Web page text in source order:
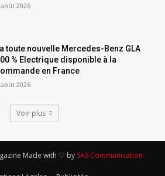
août 2026
toute nouvelle Mercedes-Benz GLA
% Electrique disponible à la
en France
août 2026
Voir plus
Made with ♡ by SAS Communication